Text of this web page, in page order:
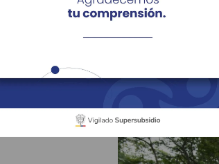
Camping
Actividades Recreativas
recreativa de